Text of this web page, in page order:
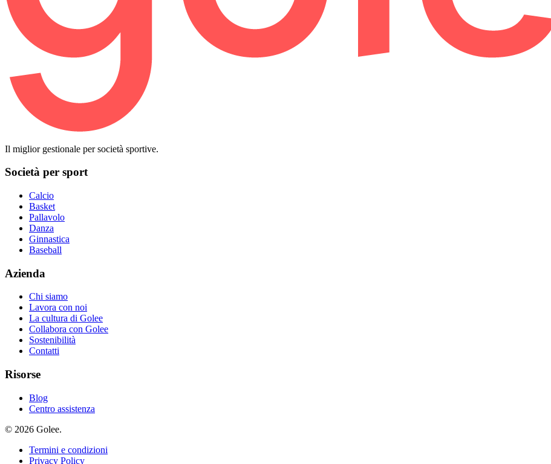
Il miglior gestionale per società sportive.
Società per sport
Calcio
Basket
Pallavolo
Danza
Ginnastica
Baseball
Azienda
Chi siamo
Lavora con noi
La cultura di Golee
Collabora con Golee
Sostenibilità
Contatti
Risorse
Blog
Centro assistenza
© 2026 Golee.
Termini e condizioni
Privacy Policy